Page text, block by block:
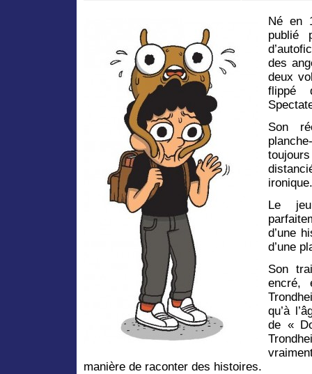
Né en
publié
des
deux
Son
ironique.
Le
d’une
d’une
Son
encré,
qu’à
de «
manière de raconter des histoires.